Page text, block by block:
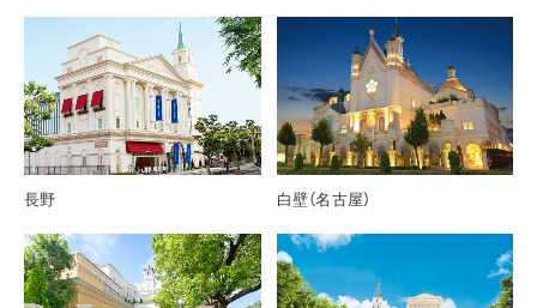
長野 白壁（名古屋）